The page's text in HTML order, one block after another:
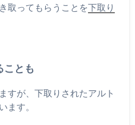
取ってもらうことを下取り
ことも
すが、下取りされたアルト
ます。